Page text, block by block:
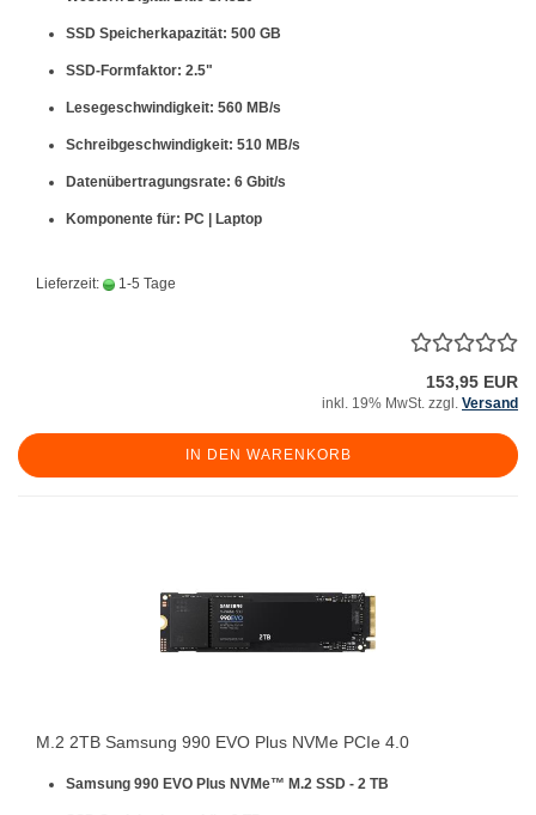
SSD Speicherkapazität: 500 GB
SSD-Formfaktor: 2.5"
Lesegeschwindigkeit: 560 MB/s
Schreibgeschwindigkeit: 510 MB/s
Datenübertragungsrate: 6 Gbit/s
Komponente für: PC | Laptop
Lieferzeit: 1-5 Tage
153,95 EUR
inkl. 19% MwSt. zzgl. Versand
IN DEN WARENKORB
M.2 2TB Samsung 990 EVO Plus NVMe PCIe 4.0
Samsung 990 EVO Plus NVMe™ M.2 SSD - 2 TB